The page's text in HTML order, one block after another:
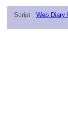
Script : Web Diary